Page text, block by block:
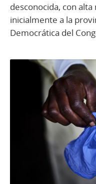
desconocida, con
inicialmente a la
Democrática del